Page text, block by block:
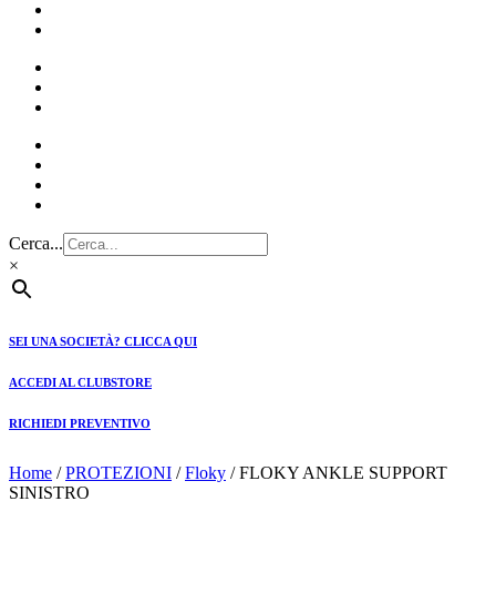
Cerca...
×
SEI UNA SOCIETÀ? CLICCA QUI
ACCEDI AL CLUBSTORE
RICHIEDI PREVENTIVO
Home /PROTEZIONI /Floky / FLOKY ANKLE SUPPORT
SINISTRO